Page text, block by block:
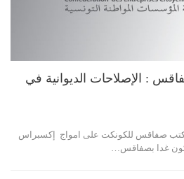
: الإصلاحات الديوانية في
صفاقس للكونكت على امواج إكسبراس
غدا بصفاقس…